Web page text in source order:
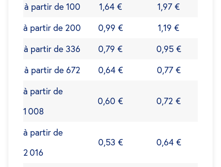
à partir de 100
1,64 €
1,97 €
à partir de 200
0,99 €
1,19 €
à partir de 336
0,79 €
0,95 €
à partir de 672
0,64 €
0,77 €
à partir de
1 008
0,60 € 0,72 €
à partir de
2 016
0,53 € 0,64 €